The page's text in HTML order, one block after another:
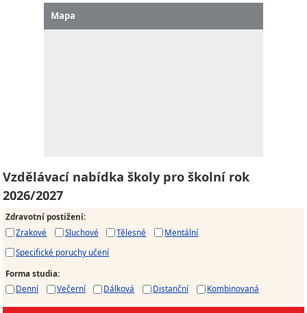
Mapa
Vzdělávací nabídka školy pro školní rok
2026/2027
Zdravotní postižení:
Zrakové
Sluchové Tělesné
Mentální
Specifické poruchy učení
Forma studia:
Denní
Večerní Dálková Distanční Kombinovaná